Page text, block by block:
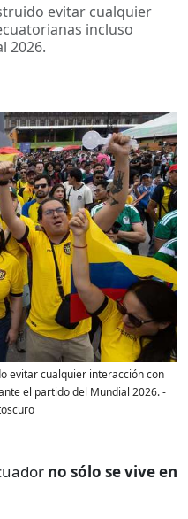
evitar cualquier
incluso
2026.
evitar cualquier interacción con
el partido del Mundial 2026.-
no sólo se vive en